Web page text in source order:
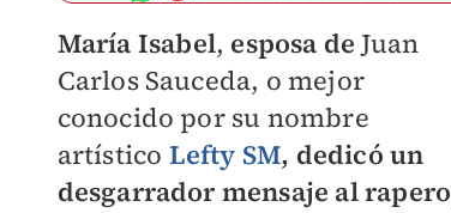
María Isabel, esposa de Juan
Carlos Sauceda, o mejor
conocido por su nombre
artístico Lefty SM, dedicó un
desgarrador mensaje al rapero